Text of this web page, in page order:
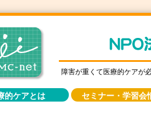
障害が重くて医療的ケアが
的ケアとは セミナー・学習会